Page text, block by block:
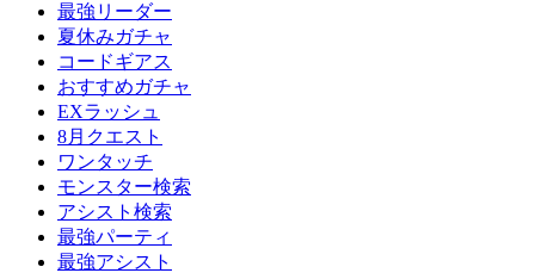
最強リーダー
夏休みガチャ
コードギアス
おすすめガチャ
EXラッシュ
8月クエスト
ワンタッチ
モンスター検索
アシスト検索
最強パーティ
最強アシスト